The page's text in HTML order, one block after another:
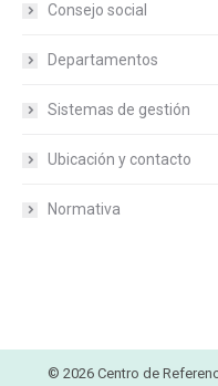
Consejo social
Departamentos
Sistemas de gestión
Ubicación y contacto
Normativa
© 2026 Centro de